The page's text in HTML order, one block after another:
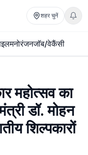
शहर चुनें
मनोरंजनजॉब/वेकैंसी
महोत्सव का
डॉ. मोहन
शिल्पकारों